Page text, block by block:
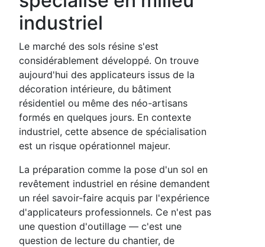
industriel
Le marché des sols résine s'est
considérablement développé. On trouve
aujourd'hui des applicateurs issus de la
décoration intérieure, du bâtiment
résidentiel ou même des néo-artisans
formés en quelques jours. En contexte
industriel, cette absence de spécialisation
est un risque opérationnel majeur.
La préparation comme la pose d'un sol en
revêtement industriel en résine demandent
un réel savoir-faire acquis par l'expérience
d'applicateurs professionnels. Ce n'est pas
une question d'outillage — c'est une
question de lecture du chantier, de